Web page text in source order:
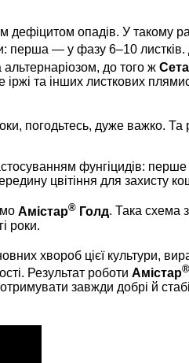
дефіцитом опадів. У такому
перша — у фазу 6–10 листків.
до того ж
та інших листкових
погодьтесь, дуже важко. Та
фунгіцидів:
цвітіння для захисту
Амістар® Голд. Така схема
роки.
хвороб цієї культури,
Результат роботи Амістар®
завжди добрі й